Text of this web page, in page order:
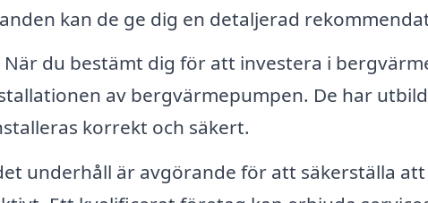
kan de ge dig en detaljerad
När du bestämt dig för att investera i
av bergvärmepumpen. De har
korrekt och säkert.
underhåll är avgörande för att säkerställa att